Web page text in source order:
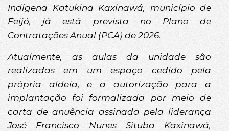
Indígena Katukina Kaxinawá, município de
Feijó, já está prevista no Plano de
Contratações Anual (PCA) de 2026.
Atualmente, as aulas da unidade são
realizadas em um espaço cedido pela
própria aldeia, e a autorização para a
implantação foi formalizada por meio de
carta de anuência assinada pela liderança
José Francisco Nunes Situba Kaxinawá,